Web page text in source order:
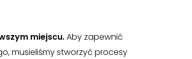
miejscu.Aby zapewnić
musieliśmy stworzyć procesy